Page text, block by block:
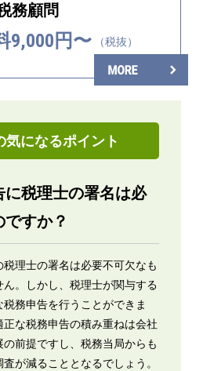
務顧問
9,000円〜 （税抜）
気になるポイント
に税理士の署名は必
すか？
理士の署名は必要不可欠なも
ん。しかし、税理士が関与する
税務申告を行うことができま
正な税務申告の積み重ねは会社
前提ですし、税務当局からも
が減ることとなるでしょう。